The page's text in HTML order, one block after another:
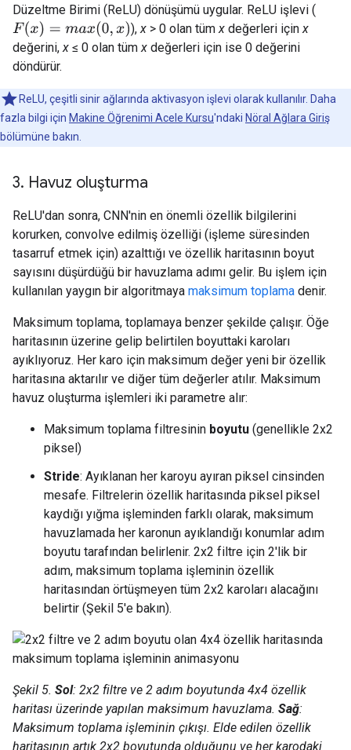
Düzeltme Birimi (ReLU) dönüşümü uygular. ReLU işlevi (
F(x)=max (0,x) ),x > 0 olan tümx değerleri içinx
değerini,x ≤ 0 olan tümx değerleri için ise 0 değerini
döndürür.
ReLU, çeşitli sinir ağlarında aktivasyon işlevi olarak kullanılır. Daha
fazla bilgi için Makine Öğrenimi Acele Kursu'ndaki Nöral Ağlara Giriş
bölümüne bakın.
3. Havuz oluşturma
ReLU'dan sonra, CNN'nin en önemli özellik bilgilerini
korurken, convolve edilmiş özelliği (işleme süresinden
tasarruf etmek için) azalttığı ve özellik haritasının boyut
sayısını düşürdüğü bir havuzlama adımı gelir. Bu işlem için
kullanılan yaygın bir algoritmaya maksimum toplama denir.
Maksimum toplama, toplamaya benzer şekilde çalışır. Öğe
haritasının üzerine gelip belirtilen boyuttaki karoları
ayıklıyoruz. Her karo için maksimum değer yeni bir özellik
haritasına aktarılır ve diğer tüm değerler atılır. Maksimum
havuz oluşturma işlemleri iki parametre alır:
Maksimum toplama filtresinin boyutu (genellikle 2x2
piksel)
Stride: Ayıklanan her karoyu ayıran piksel cinsinden
mesafe. Filtrelerin özellik haritasında piksel piksel
kaydığı yığma işleminden farklı olarak, maksimum
havuzlamada her karonun ayıklandığı konumlar adım
boyutu tarafından belirlenir. 2x2 filtre için 2'lik bir
adım, maksimum toplama işleminin özellik
haritasından örtüşmeyen tüm 2x2 karoları alacağını
belirtir (Şekil 5'e bakın).
Şekil 5. Sol: 2x2 filtre ve 2 adım boyutunda 4x4 özellik
haritası üzerinde yapılan maksimum havuzlama. Sağ:
Maksimum toplama işleminin çıkışı. Elde edilen özellik
haritasının artık 2x2 boyutunda olduğunu ve her karodaki